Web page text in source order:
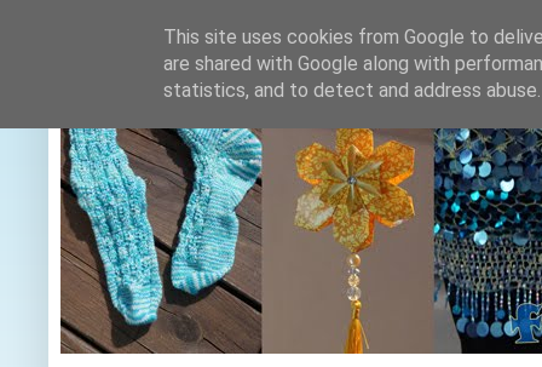
This site uses cookies from Google to
are shared with Google along with
statistics, and to detect and address abuse.